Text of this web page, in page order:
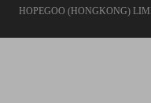
HOPEGOO (HONGKONG)